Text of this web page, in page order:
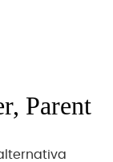
Parent